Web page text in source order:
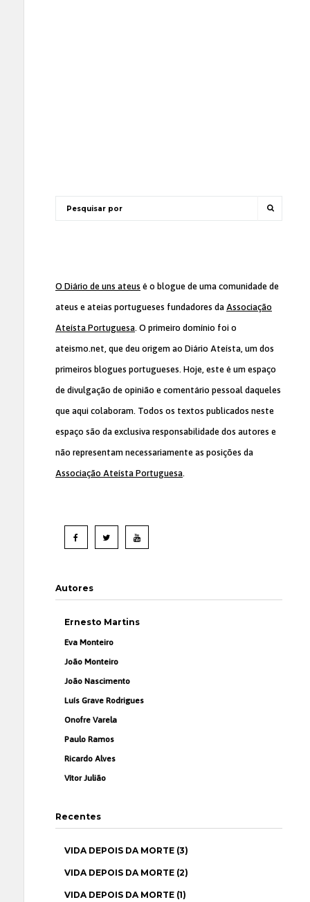
O Diário de uns ateus é o blogue de uma comunidade de
ateus e ateias portugueses fundadores da Associação
Ateísta Portuguesa. O primeiro domínio foi o
ateismo.net, que deu origem ao Diário Ateísta, um dos
primeiros blogues portugueses. Hoje, este é um espaço
de divulgação de opinião e comentário pessoal daqueles
que aqui colaboram. Todos os textos publicados neste
espaço são da exclusiva responsabilidade dos autores e
não representam necessariamente as posições da
Associação Ateísta Portuguesa.
Autores
Ernesto Martins
Eva Monteiro
João Monteiro
João Nascimento
Luís Grave Rodrigues
Onofre Varela
Paulo Ramos
Ricardo Alves
Vítor Julião
Recentes
VIDA DEPOIS DA MORTE (3)
VIDA DEPOIS DA MORTE (2)
VIDA DEPOIS DA MORTE (1)